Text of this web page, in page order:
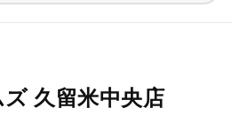
久留米中央店